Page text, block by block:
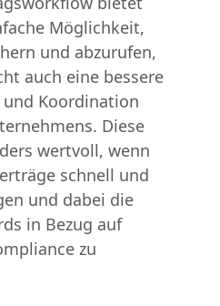
Möglichkeit,
und abzurufen,
auch eine bessere
Koordination
Diese
wertvoll, wenn
schnell und
und dabei die
in Bezug auf
zu